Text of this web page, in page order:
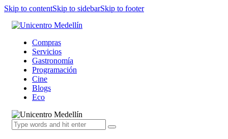
Skip to contentSkip to sidebarSkip to footer
Compras
Servicios
Gastronomía
Programación
Cine
Blogs
Eco